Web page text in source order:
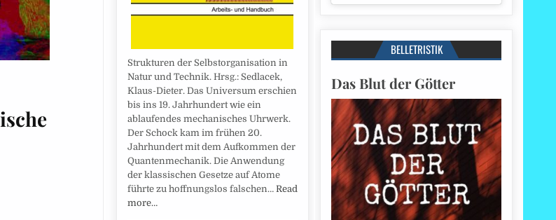
Strukturen der Selbstorganisation in
Natur und Technik. Hrsg.: Sedlacek,
Klaus-Dieter. Das Universum erschien
bis ins 19. Jahrhundert wie ein
ablaufendes mechanisches Uhrwerk.
Der Schock kam im frühen 20.
Jahrhundert mit dem Aufkommen der
Quantenmechanik. Die Anwendung
der klassischen Gesetze auf Atome
führte zu hoffnungslos falschen… Read
more…
BELLETRISTIK
Das Blut der Götter